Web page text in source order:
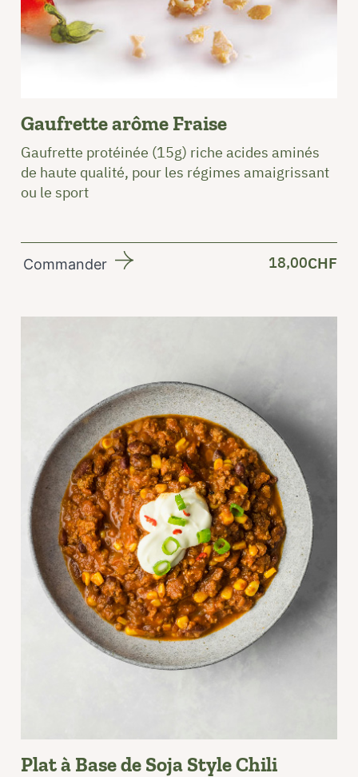
Gaufrette arôme Fraise
Gaufrette protéinée (15g) riche acides aminés
de haute qualité, pour les régimes amaigrissant
ou le sport
Commander 18,00CHF
Plat à Base de Soja Style Chili